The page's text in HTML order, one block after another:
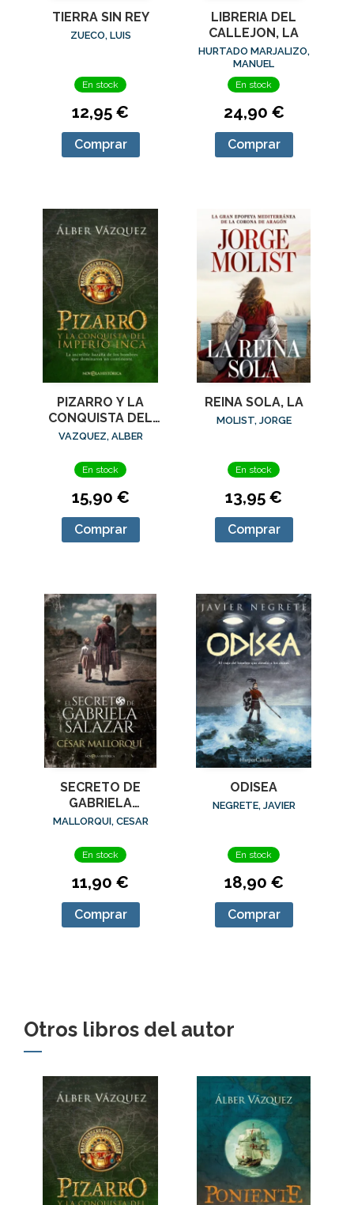
TIERRA SIN REY
ZUECO, LUIS
En stock
12,95 €
Comprar
LIBRERIA DEL
CALLEJON, LA
HURTADO MARJALIZO,
MANUEL
En stock
24,90 €
Comprar
PIZARRO Y LA
CONQUISTA DEL
IMPERIO INCA
VAZQUEZ, ALBER
En stock
15,90 €
Comprar
REINA SOLA, LA
MOLIST, JORGE
En stock
13,95 €
Comprar
SECRETO DE
GABRIELA
SALAZAR, EL
MALLORQUI, CESAR
En stock
11,90 €
Comprar
ODISEA
NEGRETE, JAVIER
En stock
18,90 €
Comprar
Otros libros del autor